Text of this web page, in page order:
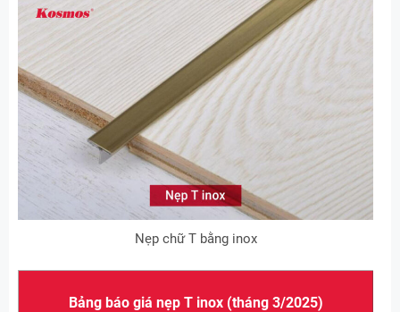
Nẹp chữ T bằng inox
Bảng báo giá nẹp T inox (tháng 3/2025)